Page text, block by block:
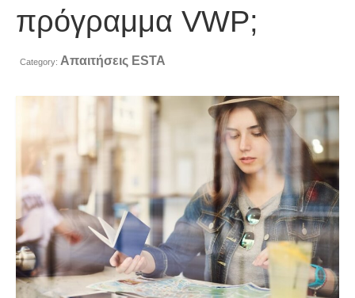
Νέα
Επαφή
Εφαρμογή
Ελληνικά
Hrvatski Κροατικά)
Čeština (Τσεχικά)
Dansk(Δανέζικα)
Nederlands (Ολλανδικά)
English(Αγγλικά)
πρόγραμμα VWP;
Category: Απαιτήσεις ESTA